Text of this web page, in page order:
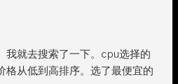
我就去搜索了一下。cpu选择的
格从低到高排序。选了最便宜的